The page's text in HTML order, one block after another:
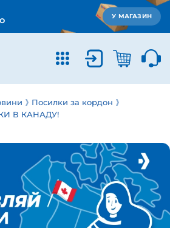
У МАГАЗИН
Посилки за кордон
В КАНАДУ!